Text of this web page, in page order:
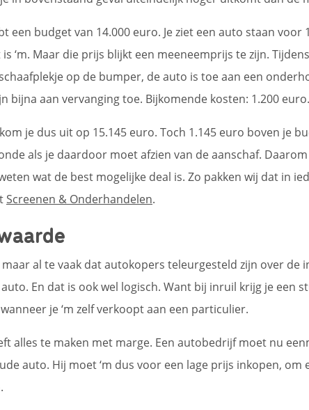
een budget van 14.000 euro. Je ziet een auto staan voor
‘m. Maar die prijs blijkt een meeneemprijs te zijn.
op de bumper, de auto is toe aan een
bijna aan vervanging toe. Bijkomende kosten: 1.200 euro.
je dus uit op 15.145 euro. Toch 1.145 euro boven je
als je daardoor moet afzien van de aanschaf.
wat de best mogelijke deal is. Zo pakken wij dat in
Screenen & Onderhandelen.
al te vaak dat autokopers teleurgesteld zijn over de
En dat is ook wel logisch. Want bij inruil krijg je een
je ‘m zelf verkoopt aan een particulier.
alles te maken met marge. Een autobedrijf moet nu
auto. Hij moet ‘m dus voor een lage prijs inkopen, om